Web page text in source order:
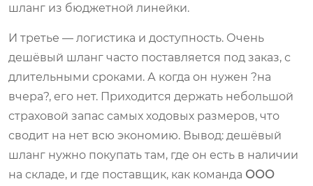
шланг из бюджетной линейки.
И третье — логистика и доступность. Очень
дешёвый шланг часто поставляется под заказ, с
длительными сроками. А когда он нужен ?на
вчера?, его нет. Приходится держать небольшой
страховой запас самых ходовых размеров, что
сводит на нет всю экономию. Вывод: дешёвый
шланг нужно покупать там, где он есть в наличии
на складе, и где поставщик, как команда ООО